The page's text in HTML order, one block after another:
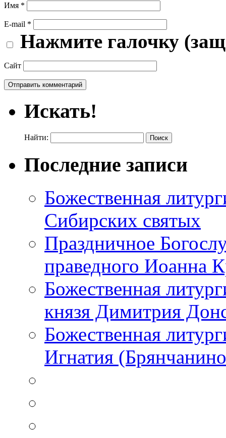
Имя *
E-mail *
Нажмите галочку
Сайт
Искать!
Найти:
Последние записи
Божественная
Сибирских святых
Праздничное
праведного Иоанна
Божественная
князя Димитрия
Божественная
Игнатия